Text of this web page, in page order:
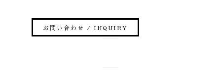
お問い合わせ / INQUIRY